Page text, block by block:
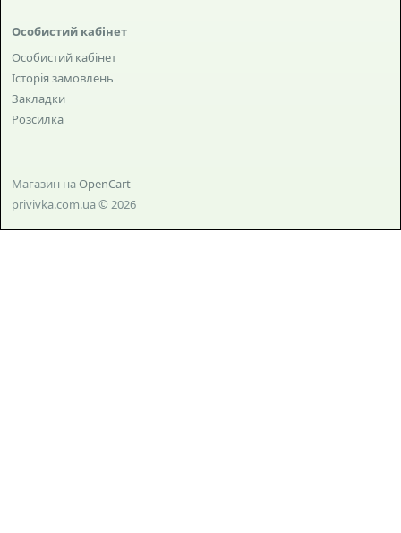
Особистий кабінет
Особистий кабінет
Історія замовлень
Закладки
Розсилка
Магазин на OpenCart
privivka.com.ua © 2026